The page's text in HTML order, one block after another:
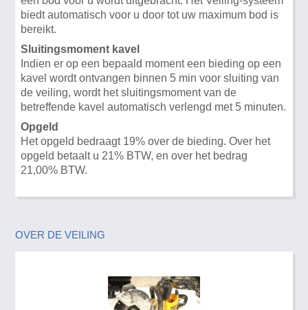
biedt automatisch voor u door tot uw maximum bod is
bereikt.
Sluitingsmoment kavel
Indien er op een bepaald moment een bieding op een
kavel wordt ontvangen binnen 5 min voor sluiting van
de veiling, wordt het sluitingsmoment van de
betreffende kavel automatisch verlengd met 5 minuten.
Opgeld
Het opgeld bedraagt 19% over de bieding. Over het
opgeld betaalt u 21% BTW, en over het bedrag
21,00% BTW.
OVER DE VEILING